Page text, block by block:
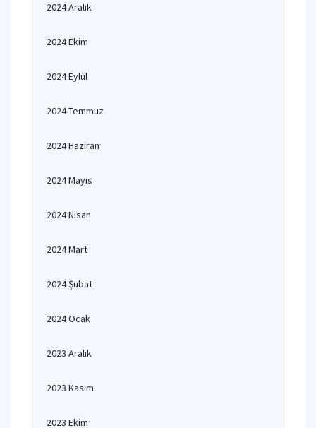
2024 Aralık
2024 Ekim
2024 Eylül
2024 Temmuz
2024 Haziran
2024 Mayıs
2024 Nisan
2024 Mart
2024 Şubat
2024 Ocak
2023 Aralık
2023 Kasım
2023 Ekim